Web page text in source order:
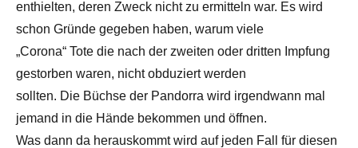
enthielten, deren Zweck nicht zu ermitteln war. Es wird
schon Gründe gegeben haben, warum viele
„Corona“ Tote die nach der zweiten oder dritten Impfung
gestorben waren, nicht obduziert werden
sollten. Die Büchse der Pandorra wird irgendwann mal
jemand in die Hände bekommen und öffnen.
Was dann da herauskommt wird auf jeden Fall für diesen